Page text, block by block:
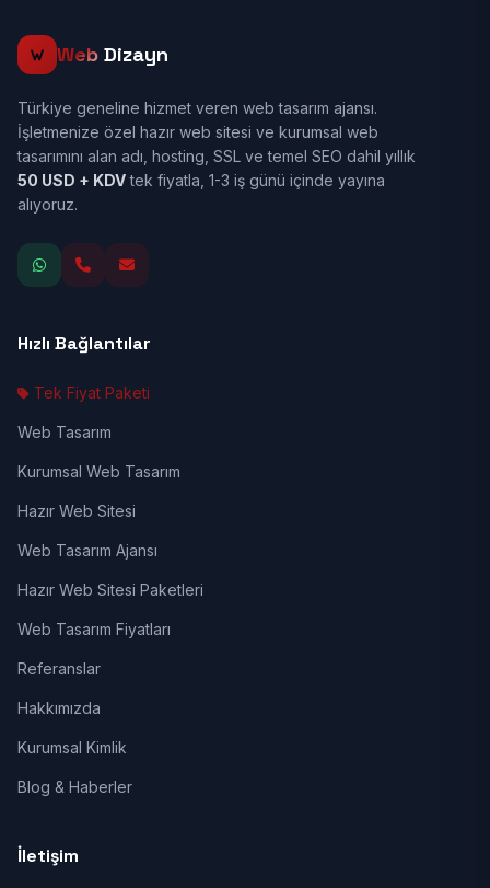
Web Dizayn
Türkiye geneline hizmet veren web tasarım ajansı.
İşletmenize özel hazır web sitesi ve kurumsal web
tasarımını alan adı, hosting, SSL ve temel SEO dahil yıllık
50 USD + KDVtek fiyatla, 1-3 iş günü içinde yayına
alıyoruz.
Hızlı Bağlantılar
Tek Fiyat Paketi
Web Tasarım
Kurumsal Web Tasarım
Hazır Web Sitesi
Web Tasarım Ajansı
Hazır Web Sitesi Paketleri
Web Tasarım Fiyatları
Referanslar
Hakkımızda
Kurumsal Kimlik
Blog & Haberler
İletişim